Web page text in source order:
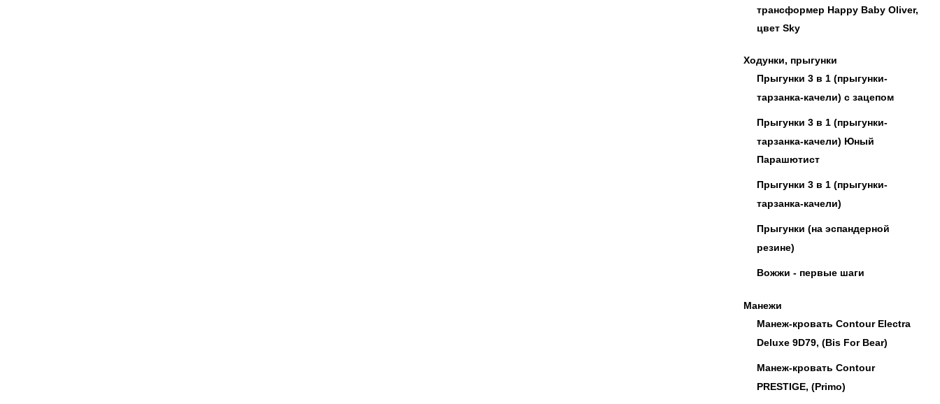
трансформер Happy Baby Oliver,
цвет Sky
Ходунки, прыгунки
Прыгунки 3 в 1 (прыгунки-
тарзанка-качели) с зацепом
Прыгунки 3 в 1 (прыгунки-
тарзанка-качели) Юный
Парашютист
Прыгунки 3 в 1 (прыгунки-
тарзанка-качели)
Прыгунки (на эспандерной
резине)
Вожжи - первые шаги
Манежи
Манеж-кровать Contour Electra
Deluxe 9D79, (Bis For Bear)
Манеж-кровать Contour
PRESTIGE, (Primo)